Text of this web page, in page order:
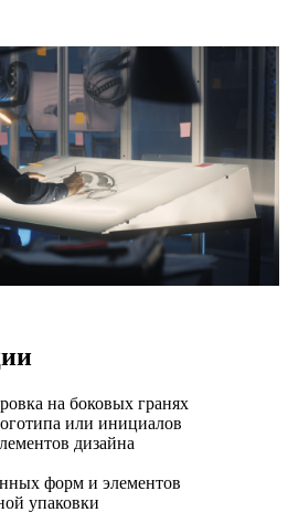
на боковых гранях
или инициалов
дизайна
форм и элементов
упаковки